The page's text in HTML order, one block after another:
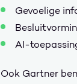
Gevoelige
AI-
Ook Gartner